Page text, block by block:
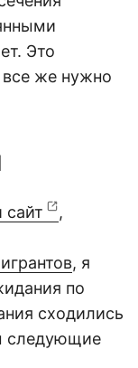
Это
все же нужно
сайт
,
, я
по
сходились
следующие